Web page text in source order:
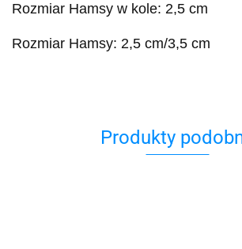
Rozmiar Hamsy w kole: 2,5 cm
Rozmiar Hamsy: 2,5 cm/3,5 cm
Produkty